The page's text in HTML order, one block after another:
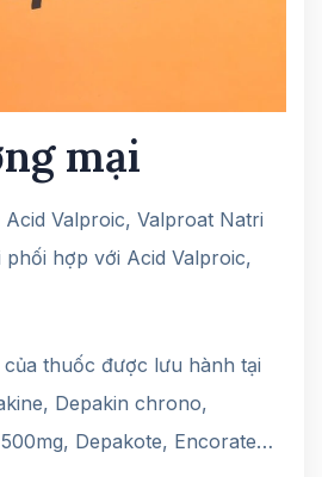
mại
Valproic, Valproat Natri
hợp với Acid Valproic,
thuốc được lưu hành tại
Depakin chrono,
Depakote, Encorate…